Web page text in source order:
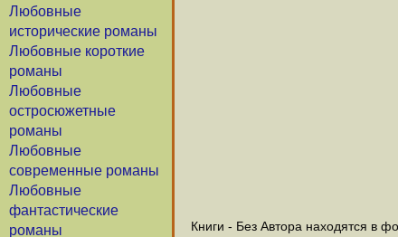
Любовные
исторические романы
Любовные короткие
романы
Любовные
остросюжетные
романы
Любовные
современные романы
Любовные
фантастические
романы
Книги - Без Автора находятся в